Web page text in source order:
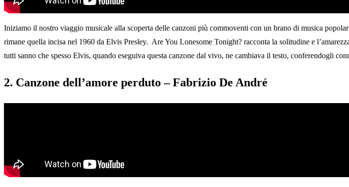
Iniziamo il nostro viaggio musicale alla scoperta delle canzoni più commoventi con un brano di musica
rimane quella incisa nel 1960 da Elvis Presley. Are You Lonesome Tonight? racconta la solitudine e
tutti sanno che spesso Elvis, quando eseguiva questa canzone dal vivo, ne cambiava il testo, conferendogli
2. Canzone dell’amore perduto – Fabrizio De André